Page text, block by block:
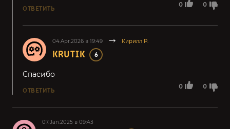
0 0
ОТВЕТИТЬ
04.Apr.2026 в 19:49 Кирилл Р.
KRUTIK 6
0 0
Спасибо
ОТВЕТИТЬ
07.Jan.2025 в 09:43